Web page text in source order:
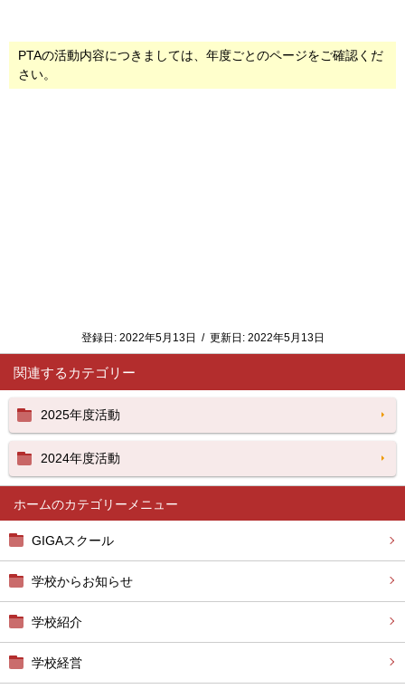
ホーム
GIGAスクール
学校からお知らせ
学校紹介
学校経営
PTAの活動内容につきましては、年度ごとのページをご確認くだ
さい。
登録日: 2022年5月13日 / 更新日: 2022年5月13日
関連するカテゴリー
2025年度活動
2024年度活動